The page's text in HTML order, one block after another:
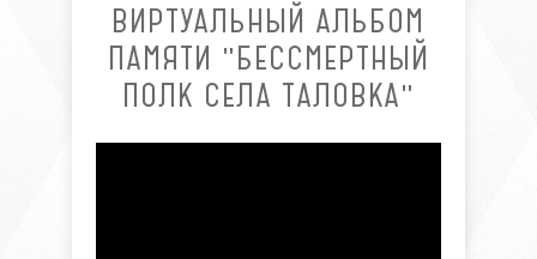
ВИРТУАЛЬНЫЙ АЛЬБОМ
ПАМЯТИ "БЕССМЕРТНЫЙ
ПОЛК СЕЛА ТАЛОВКА"